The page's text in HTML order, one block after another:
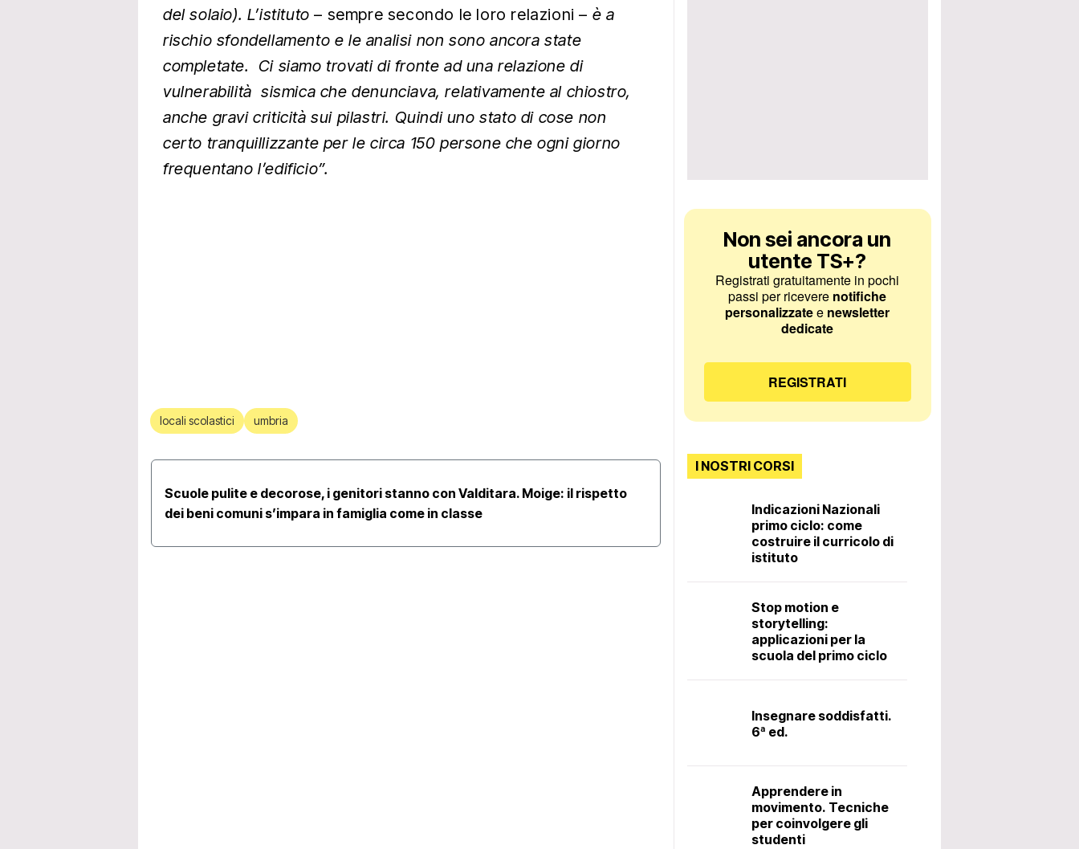
del solaio). L’istituto– sempre secondo le loro relazioni – è a
rischio sfondellamento e le analisi non sono ancora state
completate. Ci siamo trovati di fronte ad una relazione di
vulnerabilità sismica che denunciava, relativamente al chiostro,
anche gravi criticità sui pilastri. Quindi uno stato di cose non
certo tranquillizzante per le circa 150 persone che ogni giorno
frequentano l’edificio”.
locali scolastici umbria
Scuole pulite e decorose, i genitori stanno con Valditara. Moige: il rispetto
dei beni comuni s’impara in famiglia come in classe
Aule scolastiche pulite e decorose, circolare del Ministro per
anche gli alunni devono fare la loro parte. Rusconi (ANP):
anche che chi rompe paga”
Non sei ancora un
utente TS+?
Registrati gratuitamente in pochi
passi per ricevere notifiche
personalizzatee newsletter
dedicate
REGISTRATI
I NOSTRI CORSI
Indicazioni Nazionali
primo ciclo: come
costruire il curricolo di
istituto
Stop motion e
storytelling:
applicazioni per la
scuola del primo ciclo
Insegnare soddisfatti.
6ª ed.
Apprendere in
movimento. Tecniche
per coinvolgere gli
studenti